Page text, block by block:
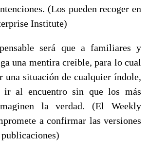
(Los pueden recoger en
Institute)
será que a familiares y
una mentira creíble, para lo cual
una situación de cualquier índole,
ir al encuentro sin que los más
la verdad. (El Weekly
a confirmar las versiones